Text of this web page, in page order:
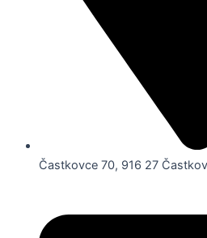
Častkovce 70, 916 27